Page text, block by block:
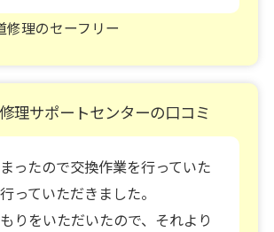
修理のセーフリー
理サポートセンターの口コミ
ったので交換作業を行っていた
っていただきました。
りをいただいたので、それより